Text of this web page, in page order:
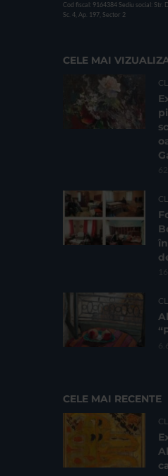
Cod fiscal: 9164384 Sediu social: Str.
Sc. 4, Ap. 197, Sector 2
CELE MAI
CELE MAI RECENTE